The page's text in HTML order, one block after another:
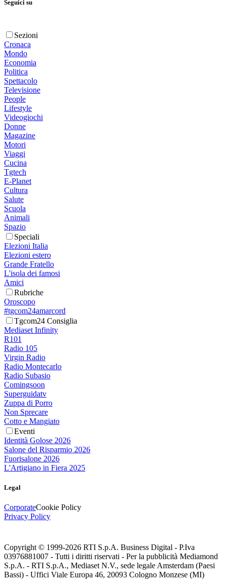
Seguici su
Sezioni
Cronaca
Mondo
Economia
Politica
Spettacolo
Televisione
People
Lifestyle
Videogiochi
Donne
Magazine
Motori
Viaggi
Cucina
Tgtech
E-Planet
Cultura
Salute
Scuola
Animali
Spazio
Speciali
Elezioni Italia
Elezioni estero
Grande Fratello
L'isola dei famosi
Amici
Rubriche
Oroscopo
#tgcom24amarcord
Tgcom24 Consiglia
Mediaset Infinity
R101
Radio 105
Virgin Radio
Radio Montecarlo
Radio Subasio
Comingsoon
Superguidatv
Zuppa di Porro
Non Sprecare
Cotto e Mangiato
Eventi
Identità Golose 2026
Salone del Risparmio 2026
Fuorisalone 2026
L'Artigiano in Fiera 2025
Legal
CorporateCookie Policy
Privacy Policy
Copyright © 1999-2026 RTI S.p.A. Business Digital - P.Iva
03976881007 - Tutti i diritti riservati - Per la pubblicità Mediamond
S.p.A. - RTI S.p.A., Mediaset N.V., sede legale Amsterdam (Paesi
Bassi) - Uffici Viale Europa 46, 20093 Cologno Monzese (MI)